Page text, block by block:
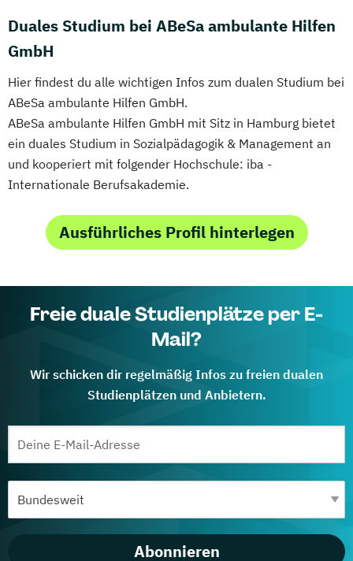
Duales Studium bei ABeSa ambulante Hilfen
GmbH
Hier findest du alle wichtigen Infos zum dualen Studium bei
ABeSa ambulante Hilfen GmbH.
ABeSa ambulante Hilfen GmbH mit Sitz in Hamburg bietet
ein duales Studium in Sozialpädagogik & Management an
und kooperiert mit folgender Hochschule: iba -
Internationale Berufsakademie.
Ausführliches Profil hinterlegen
Freie duale Studienplätze per E-
Mail?
Wir schicken dir regelmäßig Infos zu freien dualen
Studienplätzen und Anbietern.
Abonnieren